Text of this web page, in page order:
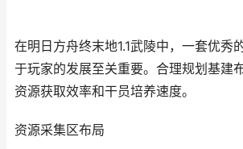
在明日方舟终末地1.1武陵中，一套优秀
于玩家的发展至关重要。合理规划基建
资源获取效率和干员培养速度。
资源采集区布局